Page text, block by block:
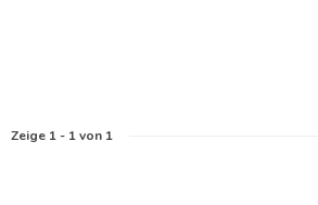
Zeige 1- 1von 1